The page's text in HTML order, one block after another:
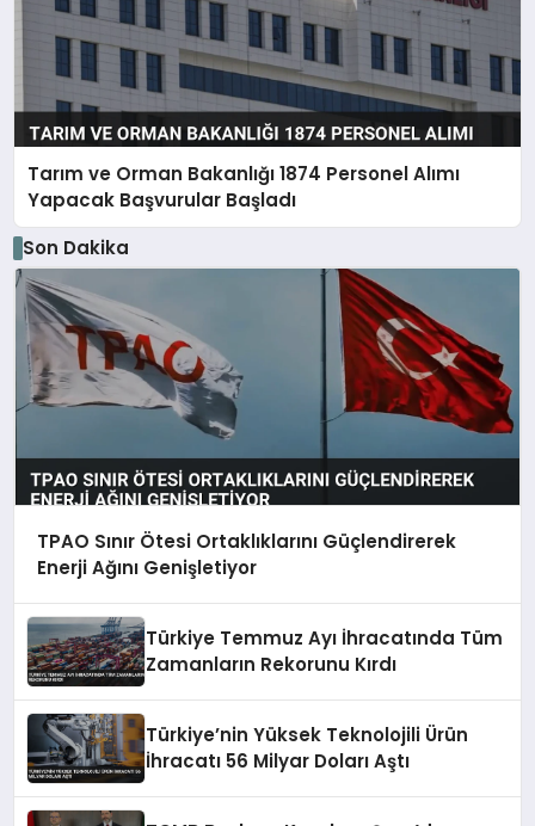
Tarım ve Orman Bakanlığı 1874 Personel Alımı
Yapacak Başvurular Başladı
Son Dakika
TPAO Sınır Ötesi Ortaklıklarını Güçlendirerek
Enerji Ağını Genişletiyor
Türkiye Temmuz Ayı İhracatında Tüm
Zamanların Rekorunu Kırdı
Türkiye’nin Yüksek Teknolojili Ürün
İhracatı 56 Milyar Doları Aştı